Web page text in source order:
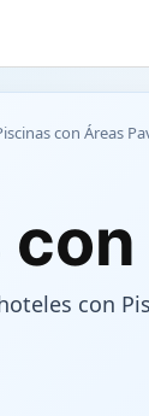
con Áreas
con